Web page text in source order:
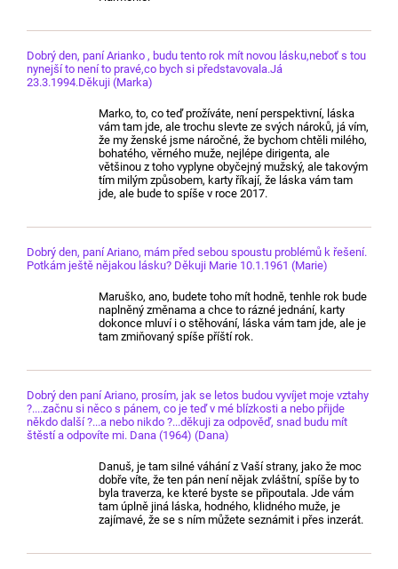
Dobrý den, paní Arianko , budu tento rok mít novou lásku,neboť s tou
nynejší to není to pravé,co bych si představovala.Já
23.3.1994.Děkuji (Marka)
Marko, to, co teď prožíváte, není perspektivní, láska
vám tam jde, ale trochu slevte ze svých nároků, já vím,
že my ženské jsme náročné, že bychom chtěli milého,
bohatého, věrného muže, nejlépe dirigenta, ale
většinou z toho vyplyne obyčejný mužský, ale takovým
tím milým způsobem, karty říkají, že láska vám tam
jde, ale bude to spíše v roce 2017.
Dobrý den, paní Ariano, mám před sebou spoustu problémů k řešení.
Potkám ještě nějakou lásku? Děkuji Marie 10.1.1961 (Marie)
Maruško, ano, budete toho mít hodně, tenhle rok bude
naplněný změnama a chce to rázné jednání, karty
dokonce mluví i o stěhování, láska vám tam jde, ale je
tam zmiňovaný spíše příští rok.
Dobrý den paní Ariano, prosím, jak se letos budou vyvíjet moje vztahy
?....začnu si něco s pánem, co je teď v mé blízkosti a nebo přijde
někdo další ?...a nebo nikdo ?...děkuji za odpověď, snad budu mít
štěstí a odpovíte mi. Dana (1964) (Dana)
Danuš, je tam silné váhání z Vaší strany, jako že moc
dobře víte, že ten pán není nějak zvláštní, spíše by to
byla traverza, ke které byste se připoutala. Jde vám
tam úplně jiná láska, hodného, klidného muže, je
zajímavé, že se s ním můžete seznámit i přes inzerát.